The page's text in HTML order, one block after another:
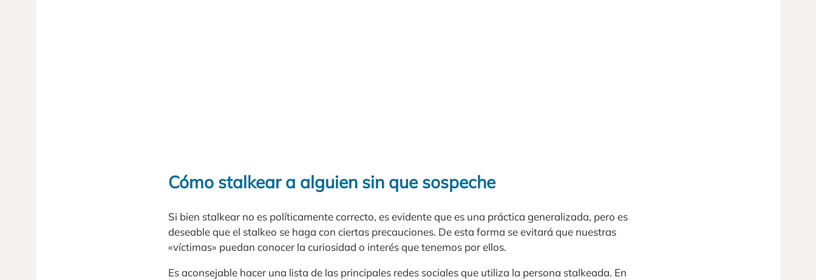
Cómo stalkear a alguien sin que sospeche
Si bien stalkear no es políticamente correcto, es evidente que es una práctica generalizada, pero es
deseable que el stalkeo se haga con ciertas precauciones. De esta forma se evitará que nuestras
«víctimas» puedan conocer la curiosidad o interés que tenemos por ellos.
Es aconsejable hacer una lista de las principales redes sociales que utiliza la persona stalkeada. En